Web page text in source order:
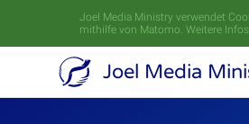
Joel Media Ministry verwendet
mithilfe von Matomo. Weitere
Joel Media